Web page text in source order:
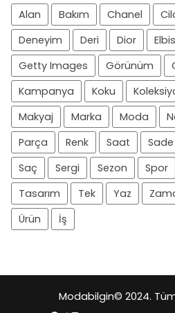
Alan Bakım Chanel
Deneyim
Deri Dior
Getty Images
Görünüm
Kampanya
Koku
Makyaj
Marka Moda
Parça
Renk Saat Sade
Saç
Sergi Sezon Spor
Tasarım
Tek Yaz
Ürün
İş
Modabilgin© 2024. Tüm